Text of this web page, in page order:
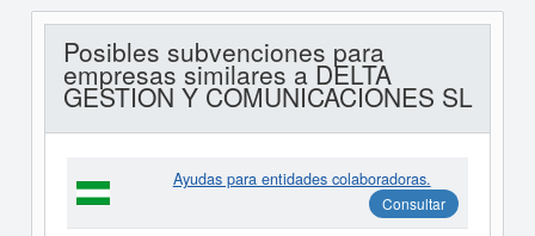
Posibles subvenciones para
empresas similares a DELTA
GESTION Y COMUNICACIONES SL
Ayudas para entidades colaboradoras.
Consultar